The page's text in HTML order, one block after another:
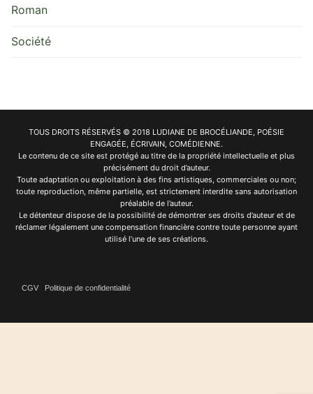
Roman
Société
TOUS DROITS RÉSERVÉS © 2018 LUDIANE DE BROCÉLIANDE, POÉSIE
ENGAGÉE, ÉCRIVAIN, COMÉDIENNE.
Le contenu de ce site est protégé au titre de la propriété intellectuelle et plus
précisément du droit d’auteur.
Toute adaptation ou exploitation à des fins artistiques, commerciales ou non;
toute reproduction, même partielle, est strictement interdite sans autorisation
préalable de l’auteur.
Le détenteur dispose de la possibilité de démontrer ses droits d’auteur et de
réclamer légalement une compensation financière contre toute personne ayant
utilisé l’une de ses créations.
CGV Politique de confidentialité